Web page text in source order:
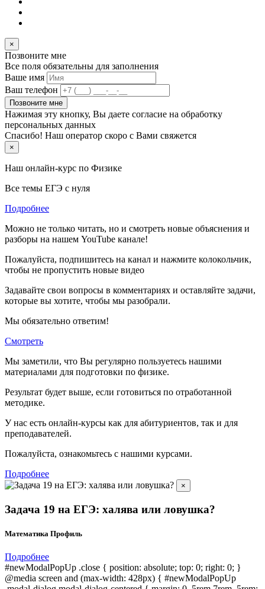
×
Позвоните мне
Все поля обязательны для заполнения
Ваше имя
Ваш телефон
Позвоните мне
Нажимая эту кнопку, Вы даете согласие на обработку
персональных данных
Спасибо! Наш оператор скоро с Вами свяжется
×
Наш онлайн-курс по Физике
Все темы ЕГЭ с нуля
Подробнее
Можно не только читать, но и смотреть новые объяснения и
разборы на нашем YouTube канале!
Пожалуйста, подпишитесь на канал и нажмите колокольчик,
чтобы не пропустить новые видео
Задавайте свои вопросы в комментариях и оставляйте задачи,
которые вы хотите, чтобы мы разобрали.
Мы обязательно ответим!
Смотреть
Мы заметили, что Вы регулярно пользуетесь нашими
материалами для подготовки по физике.
Результат будет выше, если готовиться по отработанной
методике.
У нас есть онлайн-курсы как для абитуриентов, так и для
преподавателей.
Пожалуйста, ознакомьтесь с нашими курсами.
Подробнее
×
Задача 19 на ЕГЭ: халява или ловушка?
Математика Профиль
Подробнее
#newModalPopUp .close { position: absolute; top: 0; right: 0; }
@media screen and (max-width: 428px) { #newModalPopUp